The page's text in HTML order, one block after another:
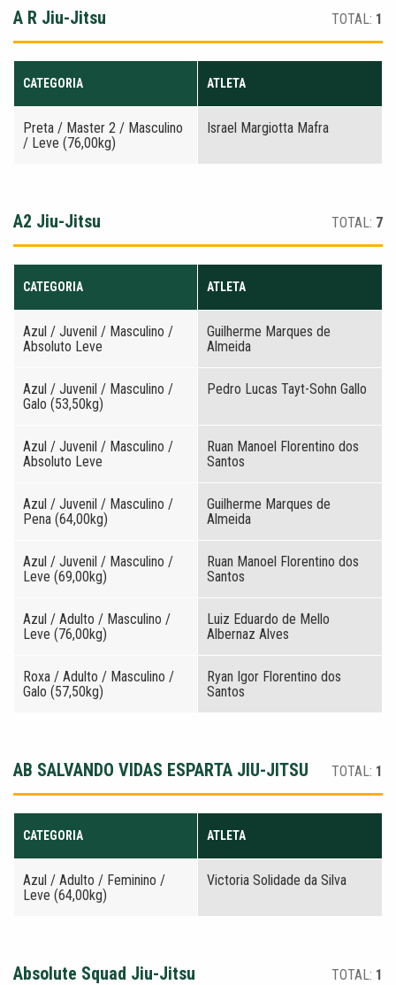
A R Jiu-Jitsu TOTAL: 1
CATEGORIA ATLETA
Preta / Master 2 / Masculino
/ Leve (76,00kg)
Israel Margiotta Mafra
A2 Jiu-Jitsu TOTAL: 7
CATEGORIA ATLETA
Azul / Juvenil / Masculino /
Absoluto Leve
Guilherme Marques de
Almeida
Azul / Juvenil / Masculino /
Galo (53,50kg)
Pedro Lucas Tayt-Sohn Gallo
Azul / Juvenil / Masculino /
Absoluto Leve
Ruan Manoel Florentino dos
Santos
Azul / Juvenil / Masculino /
Pena (64,00kg)
Guilherme Marques de
Almeida
Azul / Juvenil / Masculino /
Leve (69,00kg)
Ruan Manoel Florentino dos
Santos
Azul / Adulto / Masculino /
Leve (76,00kg)
Luiz Eduardo de Mello
Albernaz Alves
Roxa / Adulto / Masculino /
Galo (57,50kg)
Ryan Igor Florentino dos
Santos
AB SALVANDO VIDAS ESPARTA JIU-JITSU TOTAL: 1
CATEGORIA ATLETA
Azul / Adulto / Feminino /
Leve (64,00kg)
Victoria Solidade da Silva
Absolute Squad Jiu-Jitsu TOTAL: 1